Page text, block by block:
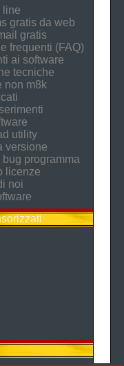
line
gratis da web
gratis
frequenti (FAQ)
ai software
tecniche
non m8k
utility
versione
programma
licenze
noi